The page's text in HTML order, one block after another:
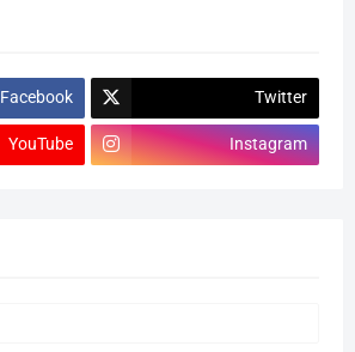
Facebook Twitter
YouTube Instagram